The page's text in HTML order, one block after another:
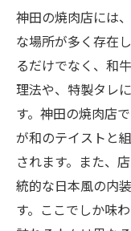
神田の焼肉店には
な場所が多く存在
るだけでなく、和
理法や、特製タレ
す。神田の焼肉店
が和のテイストと
されます。また、
統的な日本風の内
す。ここでしか味